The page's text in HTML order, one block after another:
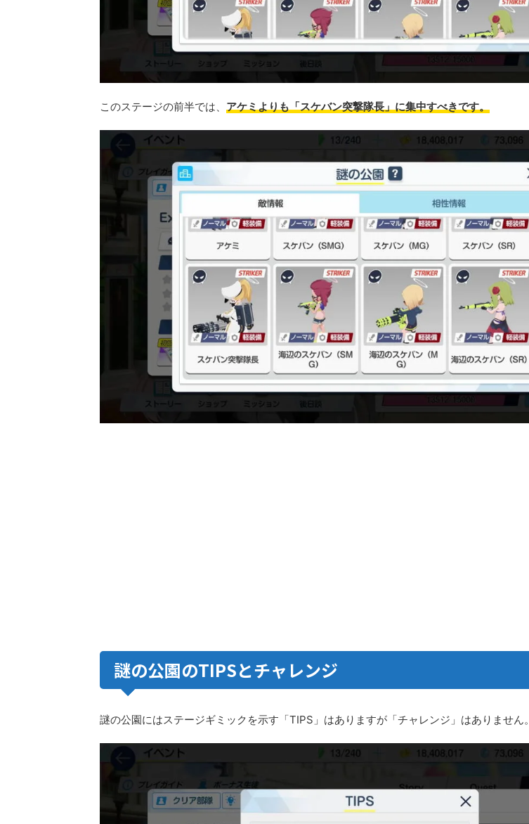
このステージの前半では、 アケミよりも「スケバン突撃隊長」に集中すべきです。
謎の公園のTIPSとチャレンジ
謎の公園にはステージギミックを示す「TIPS」はありますが「チャレンジ」はありません。